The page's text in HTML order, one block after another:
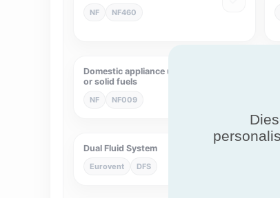
NF NF460
Domestic appliance using liquid
or solid fuels
NF NF009
Dual Fluid System
Eurovent DFS